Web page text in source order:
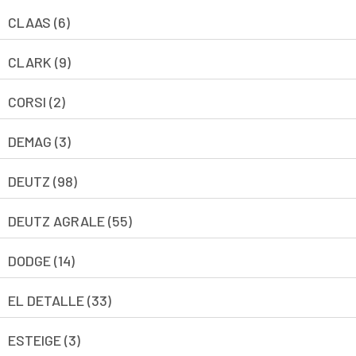
CLAAS (6)
CLARK (9)
CORSI (2)
DEMAG (3)
DEUTZ (98)
DEUTZ AGRALE (55)
DODGE (14)
EL DETALLE (33)
ESTEIGE (3)